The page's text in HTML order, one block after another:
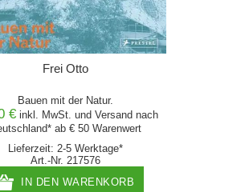
Frei Otto
Bauen mit der Natur.
€ inkl. MwSt. und Versand nach
ab € 50 Warenwert
Lieferzeit: 2-5 Werktage*
Art.-Nr. 217576
IN DEN WARENKORB